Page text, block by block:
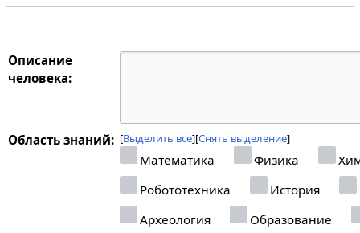
Описание
человека:
Область знаний: Выделить все Снять выделение
Математика Физика
Робототехника
История
Археология
Образование